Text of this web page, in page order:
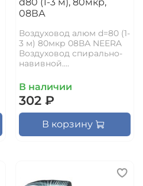
08ВА
Воздуховод алюм d=80 (1-
3 м) 80мкр 08ВА NEERA
Воздуховод спирально-
навивной....
В наличии
302 ₽
В корзину